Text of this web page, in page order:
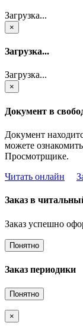
Загрузка...
×
Загрузка...
Загрузка...
×
Документ в
Документ
можете
Просмотрщике.
Читать онлайн
Заказ в
Заказ успешно
Понятно
Заказ периодики
Понятно
×